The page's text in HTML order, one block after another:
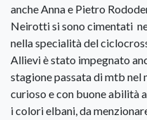
anche Anna e Pietro
Neirotti si sono cimentati
nella specialità del
Allievi è stato impegnato
stagione passata di mtb
curioso e con buone abilità
i colori elbani, da